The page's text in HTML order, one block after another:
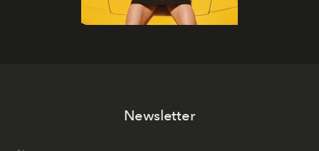
Newsletter